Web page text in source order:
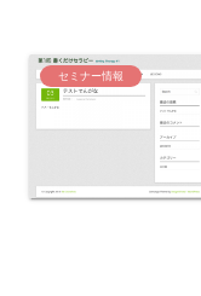
セミナー情報